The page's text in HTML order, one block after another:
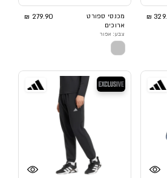
מכנסי ספורט
ארוכים
279.90 ₪
צבע: אפור
בלעדי